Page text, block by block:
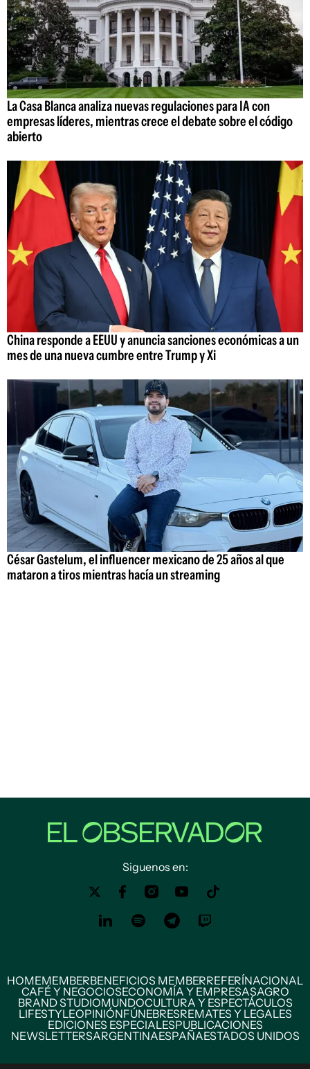
La Casa Blanca analiza nuevas regulaciones para IA con
empresas líderes, mientras crece el debate sobre el código
abierto
China responde a EEUU y anuncia sanciones económicas a un
mes de una nueva cumbre entre Trump y Xi
César Gastelum, el influencer mexicano de 25 años al que
mataron a tiros mientras hacía un streaming
Siguenos en:
HOMEMEMBERBENEFICIOS MEMBERREFERÍNACIONAL
CAFÉ Y NEGOCIOSECONOMÍA Y EMPRESASAGRO
BRAND STUDIOMUNDOCULTURA Y ESPECTÁCULOS
LIFESTYLEOPINIÓNFÚNEBRESREMATES Y LEGALES
EDICIONES ESPECIALESPUBLICACIONES
NEWSLETTERSARGENTINAESPAÑAESTADOS UNIDOS